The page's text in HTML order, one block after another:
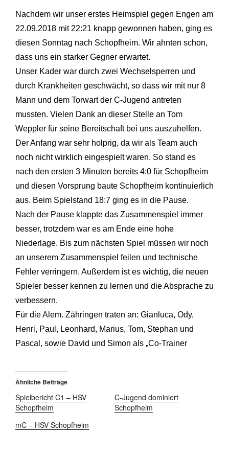
Nachdem wir unser erstes Heimspiel gegen Engen am
22.09.2018 mit 22:21 knapp gewonnen haben, ging es
diesen Sonntag nach Schopfheim. Wir ahnten schon,
dass uns ein starker Gegner erwartet.
Unser Kader war durch zwei Wechselsperren und
durch Krankheiten geschwächt, so dass wir mit nur 8
Mann und dem Torwart der C-Jugend antreten
mussten. Vielen Dank an dieser Stelle an Tom
Weppler für seine Bereitschaft bei uns auszuhelfen.
Der Anfang war sehr holprig, da wir als Team auch
noch nicht wirklich eingespielt waren. So stand es
nach den ersten 3 Minuten bereits 4:0 für Schopfheim
und diesen Vorsprung baute Schopfheim kontinuierlich
aus. Beim Spielstand 18:7 ging es in die Pause.
Nach der Pause klappte das Zusammenspiel immer
besser, trotzdem war es am Ende eine hohe
Niederlage. Bis zum nächsten Spiel müssen wir noch
an unserem Zusammenspiel feilen und technische
Fehler verringern. Außerdem ist es wichtig, die neuen
Spieler besser kennen zu lernen und die Absprache zu
verbessern.
Für die Alem. Zähringen traten an: Gianluca, Ody,
Henri, Paul, Leonhard, Marius, Tom, Stephan und
Pascal, sowie David und Simon als „Co-Trainer
Ähnliche Beiträge
Spielbericht C1 – HSV
Schopfheim
C-Jugend dominiert
Schopfheim
mC – HSV Schopfheim